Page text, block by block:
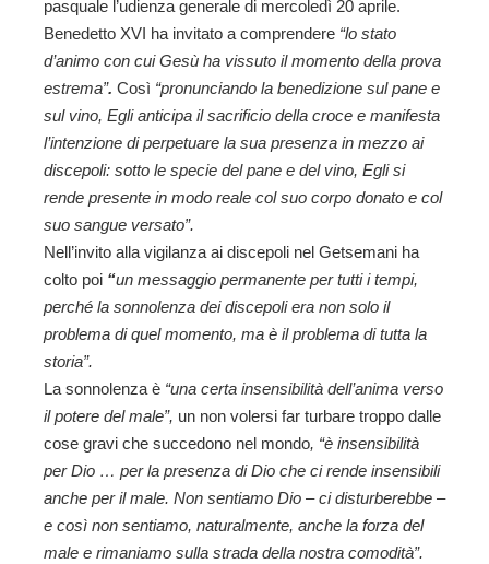
pasquale l’udienza generale di mercoledì 20 aprile.
Benedetto XVI
ha invitato a comprendere “lo stato
d’animo con cui Gesù ha vissuto il momento della prova
estrema”. Così “pronunciando la benedizione sul pane e
sul vino, Egli anticipa il sacrificio della croce e manifesta
l’intenzione di perpetuare la sua presenza in mezzo ai
discepoli: sotto le specie del pane e del vino, Egli si
rende presente in modo reale col suo corpo donato e col
suo sangue versato”.
Nell’invito alla vigilanza ai discepoli nel Getsemani ha
colto poi “un messaggio permanente per tutti i tempi,
perché la sonnolenza dei discepoli era non solo il
problema di quel momento, ma è il problema di tutta la
storia”.
La sonnolenza è “una certa insensibilità dell’anima verso
il potere del male”, un non volersi far turbare troppo dalle
cose gravi che succedono nel mondo, “è insensibilità
per Dio … per la presenza di Dio che ci rende insensibili
anche per il male. Non sentiamo Dio – ci disturberebbe –
e così non sentiamo, naturalmente, anche la forza del
male e rimaniamo sulla strada della nostra comodità”.